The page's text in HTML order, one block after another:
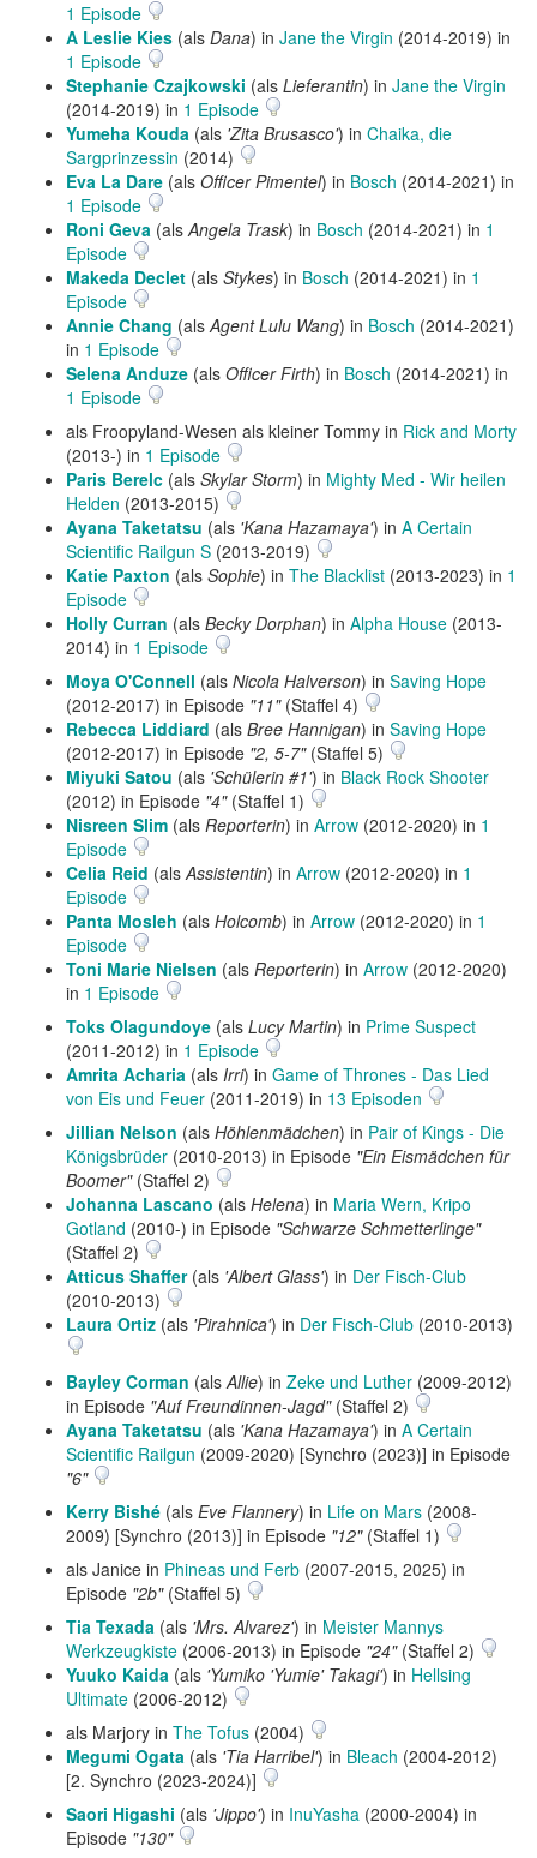
1 Episode
A Leslie Kies (als Dana) in Jane the Virgin (2014-2019) in
1 Episode
Stephanie Czajkowski (als Lieferantin) in Jane the Virgin
(2014-2019) in 1 Episode
Yumeha Kouda (als 'Zita Brusasco') in Chaika, die
Sargprinzessin (2014)
Eva La Dare (als Officer Pimentel) in Bosch (2014-2021) in
1 Episode
Roni Geva (alsAngela Trask) in Bosch (2014-2021) in 1
Episode
Makeda Declet (als Stykes) in Bosch (2014-2021) in 1
Episode
Annie Chang (alsAgent Lulu Wang) in Bosch (2014-2021)
in 1 Episode
Selena Anduze (als Officer Firth) in Bosch (2014-2021) in
1 Episode
als Froopyland-Wesen als kleiner Tommy in Rick and Morty
(2013-) in 1 Episode
Paris Berelc (als Skylar Storm) in Mighty Med - Wir heilen
Helden (2013-2015)
Ayana Taketatsu (als 'Kana Hazamaya') in A Certain
Scientific Railgun S (2013-2019)
Katie Paxton (als Sophie) in The Blacklist (2013-2023) in 1
Episode
Holly Curran (als Becky Dorphan) in Alpha House (2013-
2014) in 1 Episode
Moya O'Connell (als Nicola Halverson) in Saving Hope
(2012-2017) in Episode "11"(Staffel 4)
Rebecca Liddiard (als Bree Hannigan) in Saving Hope
(2012-2017) in Episode "2, 5-7"(Staffel 5)
Miyuki Satou (als 'Schülerin #1') in Black Rock Shooter
(2012) in Episode "4"(Staffel 1)
Nisreen Slim (als Reporterin) in Arrow (2012-2020) in 1
Episode
Celia Reid (alsAssistentin) in Arrow (2012-2020) in 1
Episode
Panta Mosleh (als Holcomb) in Arrow (2012-2020) in 1
Episode
Toni Marie Nielsen (als Reporterin) in Arrow (2012-2020)
in 1 Episode
Toks Olagundoye (als Lucy Martin) in Prime Suspect
(2011-2012) in 1 Episode
Amrita Acharia (als Irri) in Game of Thrones - Das Lied
von Eis und Feuer (2011-2019) in 13 Episoden
Jillian Nelson (als Höhlenmädchen) in Pair of Kings - Die
Königsbrüder (2010-2013) in Episode "Ein Eismädchen für
Boomer"(Staffel 2)
Johanna Lascano (als Helena) in Maria Wern, Kripo
Gotland (2010-) in Episode "Schwarze Schmetterlinge"
(Staffel 2)
Atticus Shaffer(als 'Albert Glass') in Der Fisch-Club
(2010-2013)
Laura Ortiz (als 'Pirahnica') in Der Fisch-Club (2010-2013)
Bayley Corman (alsAllie) in Zeke und Luther (2009-2012)
in Episode "Auf Freundinnen-Jagd"(Staffel 2)
Ayana Taketatsu (als 'Kana Hazamaya') in A Certain
Scientific Railgun (2009-2020) [Synchro (2023)] in Episode
"6"
Kerry Bishé (als Eve Flannery) in Life on Mars (2008-
2009) [Synchro (2013)] in Episode "12"(Staffel 1)
als Janice in Phineas und Ferb (2007-2015, 2025) in
Episode "2b"(Staffel 5)
Tia Texada (als 'Mrs. Alvarez') in Meister Mannys
Werkzeugkiste (2006-2013) in Episode "24"(Staffel 2)
Yuuko Kaida (als 'Yumiko 'Yumie' Takagi') in Hellsing
Ultimate (2006-2012)
als Marjory in The Tofus (2004)
Megumi Ogata (als 'Tia Harribel') in Bleach (2004-2012)
[2. Synchro (2023-2024)]
Saori Higashi (als 'Jippo') in InuYasha (2000-2004) in
Episode "130"